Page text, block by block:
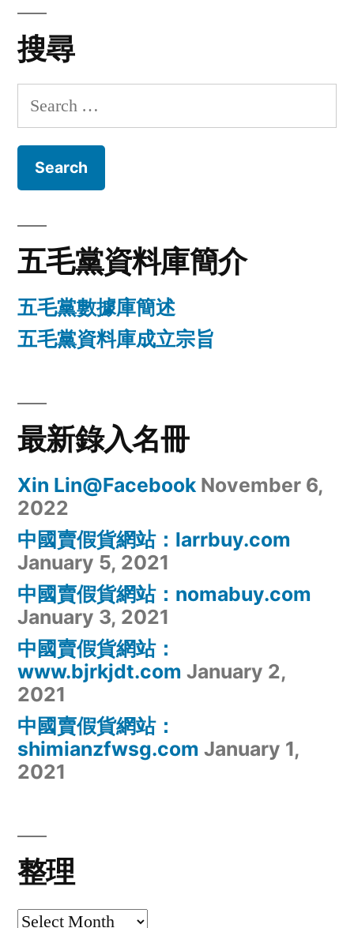
搜尋
Search
for:
五毛黨資料庫簡介
五毛黨數據庫簡述
五毛黨資料庫成立宗旨
最新錄入名冊
Xin Lin@Facebook November 6,
2022
中國賣假貨網站：larrbuy.com
January 5, 2021
中國賣假貨網站：nomabuy.com
January 3, 2021
中國賣假貨網站：
www.bjrkjdt.com January 2,
2021
中國賣假貨網站：
shimianzfwsg.com January 1,
2021
整理
整